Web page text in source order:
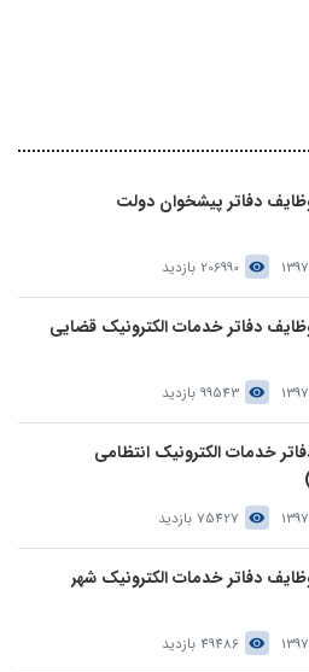
دفاتر پیشخوان دولت
206990 بازدید
دفاتر خدمات الکترونیک قضایی
99543 بازدید
خدمات الکترونیک انتظامی
75427 بازدید
دفاتر خدمات الکترونیک شهر
49486 بازدید